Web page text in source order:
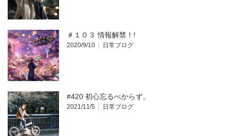
＃１０３ 情報解禁！!
2020/9/10 日常ブログ
#420 初心忘るべからず。
2021/11/5 日常ブログ